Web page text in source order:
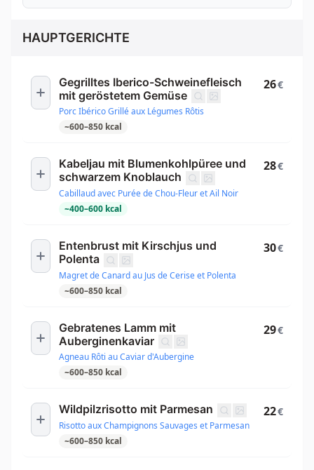
HAUPTGERICHTE
Gegrilltes Iberico-Schweinefleisch
mit geröstetem Gemüse
Porc Ibérico Grillé aux Légumes Rôtis
~600–850 kcal
26€
Kabeljau mit Blumenkohlpüree und
schwarzem Knoblauch
Cabillaud avec Purée de Chou-Fleur et Ail Noir
~400–600 kcal
28€
Entenbrust mit Kirschjus und
Polenta
Magret de Canard au Jus de Cerise et Polenta
~600–850 kcal
30€
Gebratenes Lamm mit
Auberginenkaviar
Agneau Rôti au Caviar d'Aubergine
~600–850 kcal
29€
Wildpilzrisotto mit Parmesan
Risotto aux Champignons Sauvages et Parmesan
~600–850 kcal
22€